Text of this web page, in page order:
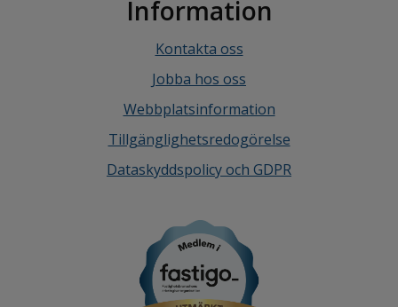
Information
Kontakta oss
Jobba hos oss
Webbplatsinformation
Tillgänglighetsredogörelse
Dataskyddspolicy och GDPR